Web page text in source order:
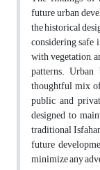
future urban
the historical
considering safe
with vegetation,
patterns.
thoughtful mix
public and
designed to
traditional
future
minimize any